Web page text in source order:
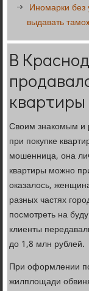
Иномарки
выдавать
В
квартиры
Своим знакомым и
при покупке
мошенница, она
квартиры можно
оказалось,
разных частях
посмотреть на
клиенты
до 1,8 млн рублей.
При оформлении
жилплощади